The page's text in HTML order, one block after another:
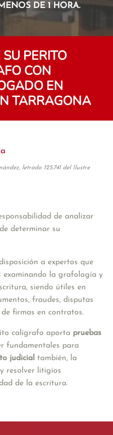
DE 1 HORA.
PERITO
CON
EN
TARRAGONA
letrado 125.741 del Ilustre
de analizar
determinar su
a expertos que
examinando la grafología y
siendo útiles en
fraudes, disputas
firmas en contratos.
calígrafo aporta pruebas
fundamentales para
judicial también, la
resolver litigios
de la escritura.